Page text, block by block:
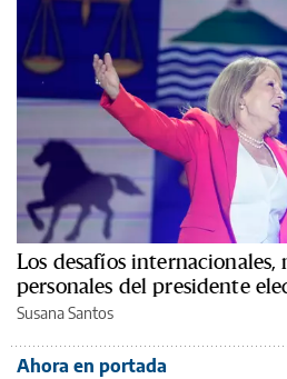
Los desafíos internacionales,
personales del presidente
Susana Santos
Ahora en portada